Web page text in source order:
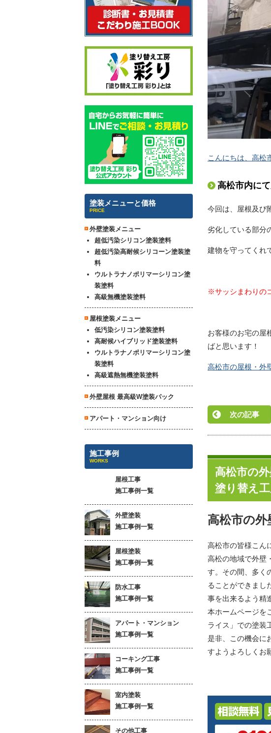
こんにちは、高松
高松市内に
今回は、屋根及び
劣化している部分
建物を守ってくれ
※サッシまわりの
お客様のお宅の屋
ばと思います！
高松市の屋根・外
次の記事
高松市の
塗り替え
高松市の外
高松市の皆様こん
高松の地域で外壁
す。その間、多く
ることができまし
事を出来るよう精
本ホームページを
ライス」での塗装
是非、この機会に
すようよろしくお
塗装メニューと価格
PRICE
外壁塗装メニュー
超低汚染シリコン塗装塗料
超低汚染高耐候シリコーン塗装塗
料
ウルトラナノポリマーシリコン塗
装塗料
高級無機塗装塗料
屋根塗装メニュー
低汚染シリコン塗装塗料
高耐候ハイブリッド塗装塗料
ウルトラナノポリマーシリコン塗
装塗料
高級遮熱無機塗装塗料
外壁屋根 最高級W塗装パック
アパート・マンション向け
施工事例
WORKS
屋根工事
施工事例一覧
外壁塗装
施工事例一覧
屋根塗装
施工事例一覧
防水工事
施工事例一覧
アパート・マンション
施工事例一覧
コーキング工事
施工事例一覧
室内塗装
施工事例一覧
その他工事